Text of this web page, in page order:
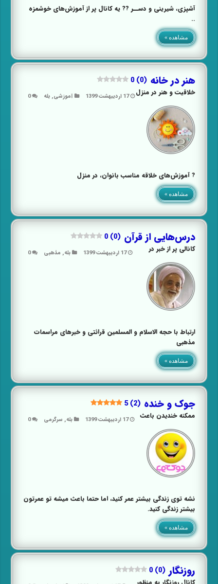
آشپزی، شیرینی و دســر‌ ?‍? یه کانال پر از آموزش‌های خوشمزه
..
مشاهده »
هنر در خانه 0 (0)
17 اردیبهشت 1399 آموزشی,بله 0 خلاقیت و هنر در منزل
? آموزش‌های خلاقه مناسب بانوان، در منزل
مشاهده »
درس‌هایی از قرآن 0 (0)
17 اردیبهشت 1399 بله, مذهبی 0 کانالی پر از خبر در
ارتباط با حجه‌ الاسلام و المسلمین قرائتی و خبرهای مراسمات
مذهبی
مشاهده »
جوک و خنده 5 (2)
17 اردیبهشت 1399 بله, سرگرمی 0 ممکنه خندیدن باعث
نشه توی زندگی بیشتر عمر کنید، اما حتما باعث میشه تو عمرتون
بیشتر زندگی کنید.
مشاهده »
روزنگار 0 (0)